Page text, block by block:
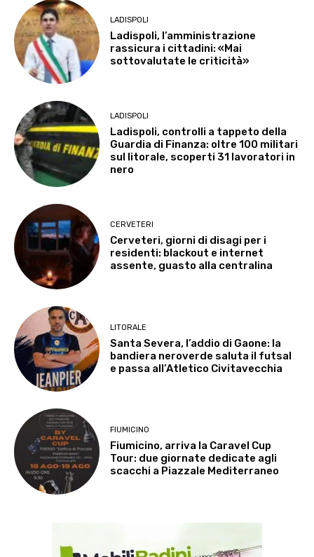
LADISPOLI
Ladispoli, l’amministrazione
rassicura i cittadini: «Mai
sottovalutate le criticità»
LADISPOLI
Ladispoli, controlli a tappeto della
Guardia di Finanza: oltre 100 militari
sul litorale, scoperti 31 lavoratori in
nero
CERVETERI
Cerveteri, giorni di disagi per i
residenti: blackout e internet
assente, guasto alla centralina
LITORALE
Santa Severa, l’addio di Gaone: la
bandiera neroverde saluta il futsal
e passa all’Atletico Civitavecchia
FIUMICINO
Fiumicino, arriva la Caravel Cup
Tour: due giornate dedicate agli
scacchi a Piazzale Mediterraneo